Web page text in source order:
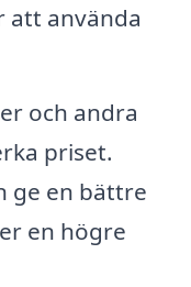
att använda
och andra
priset.
ge en bättre
en högre